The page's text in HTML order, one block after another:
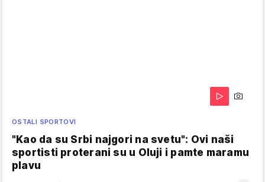
OSTALI SPORTOVI
"Kao da su Srbi najgori na svetu": Ovi naši
sportisti proterani su u Oluji i pamte maramu
plavu